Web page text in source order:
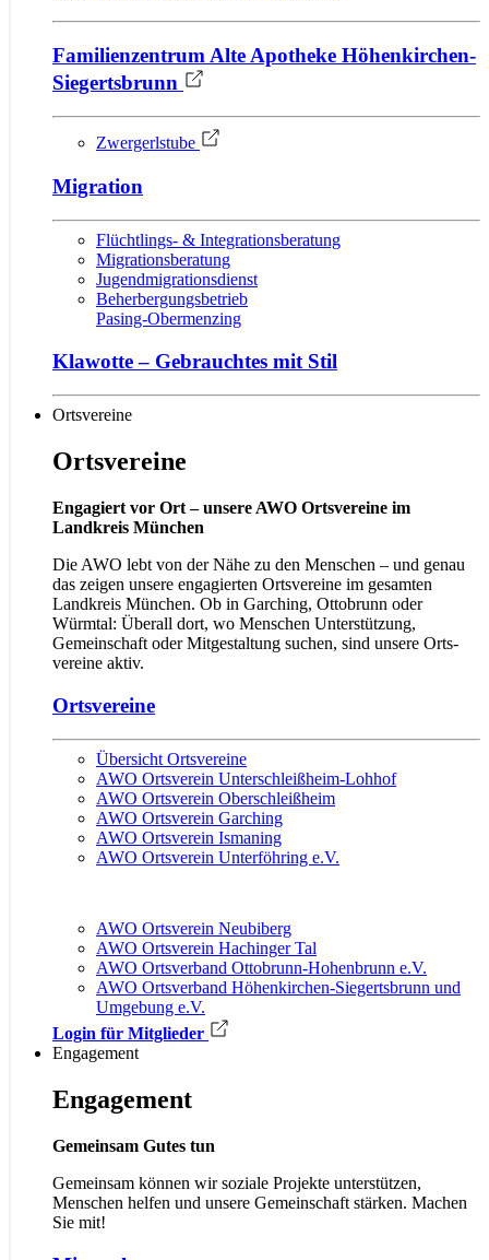
Familienzentrum Alte Apotheke Höhenkirchen-
Siegertsbrunn
Zwergerlstube
Migration
Flüchtlings- & Integrationsberatung
Migrationsberatung
Jugendmigrationsdienst
Beherbergungsbetrieb
Pasing-Obermenzing
Klawotte – Gebrauchtes mit Stil
Ortsvereine
Ortsvereine
Engagiert vor Ort – unsere AWO Ortsvereine im
Landkreis München
Die AWO lebt von der Nähe zu den Menschen – und genau
das zeigen unsere engagierten Ortsvereine im gesamten
Landkreis München. Ob in Garching, Ottobrunn oder
Würmtal: Überall dort, wo Men­schen Unter­stützung,
Gemeinschaft oder Mit­ge­staltung suchen, sind unsere Orts­
vereine aktiv.
Ortsvereine
Übersicht Ortsvereine
AWO Ortsverein Unterschleißheim-Lohhof
AWO Ortsverein Oberschleißheim
AWO Ortsverein Garching
AWO Ortsverein Ismaning
AWO Ortsverein Unterföhring e.V.
AWO Ortsverein Neubiberg
AWO Ortsverein Hachinger Tal
AWO Ortsverband Ottobrunn-Hohenbrunn e.V.
AWO Ortsverband Höhenkirchen-Siegerts­brunn und
Umgebung e.V.
Login für Mitglieder
Engagement
Engagement
Gemeinsam Gutes tun
Gemeinsam können wir soziale Projekte unterstützen,
Menschen helfen und unsere Gemeinschaft stärken. Machen
Sie mit!